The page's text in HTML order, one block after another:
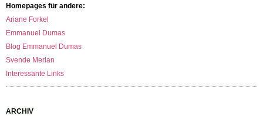
Homepages für andere:
Ariane Forkel
Emmanuel Dumas
Blog Emmanuel Dumas
Svende Merian
Interessante Links
ARCHIV